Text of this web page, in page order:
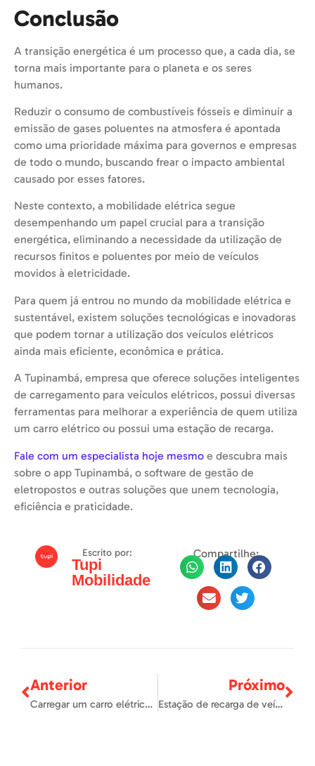
Conclusão
A transição energética é um processo que, a cada dia, se
torna mais importante para o planeta e os seres
humanos.
Reduzir o consumo de combustíveis fósseis e diminuir a
emissão de gases poluentes na atmosfera é apontada
como uma prioridade máxima para governos e empresas
de todo o mundo, buscando frear o impacto ambiental
causado por esses fatores.
Neste contexto, a mobilidade elétrica segue
desempenhando um papel crucial para a transição
energética, eliminando a necessidade da utilização de
recursos finitos e poluentes por meio de veículos
movidos à eletricidade.
Para quem já entrou no mundo da mobilidade elétrica e
sustentável, existem soluções tecnológicas e inovadoras
que podem tornar a utilização dos veículos elétricos
ainda mais eficiente, econômica e prática.
A Tupinambá, empresa que oferece soluções inteligentes
de carregamento para veículos elétricos, possui diversas
ferramentas para melhorar a experiência de quem utiliza
um carro elétrico ou possui uma estação de recarga.
Fale com um especialista hoje mesmo e descubra mais
sobre o app Tupinambá, o software de gestão de
eletropostos e outras soluções que unem tecnologia,
eficiência e praticidade.
Escrito por:
Tupi
Mobilidade
Compartilhe:
Anterior
Carregar um carro elétrico com energia solar: uma abordagem sustentável e eficiente
Próximo
Estação de recarga de veículos elétricos: guia completo!